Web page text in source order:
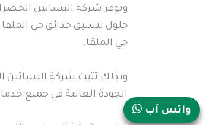
وتوفر شركة البساتين
حلول تنسيق حدائق حي
حي الملقا.
وبذلك تثبت شركة البساتين
الجودة العالية في جميع
واتس آب